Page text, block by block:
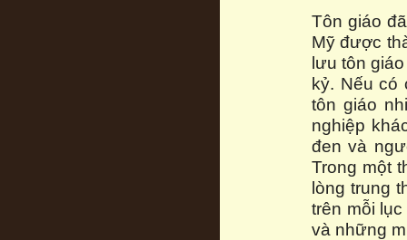
Tôn giáo
Mỹ được
lưu tôn
kỷ. Nếu có
tôn giáo
nghiệp
đen và
Trong một
lòng trung
trên mỗi
và những